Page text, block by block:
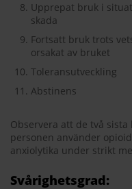
Upprepat bruk i
skada
Fortsatt bruk trots
orsakat av bruket
Toleransutveckling
Abstinens
Observera att de två
personen använder
anxiolytika under strikt
Svårighetsgrad: